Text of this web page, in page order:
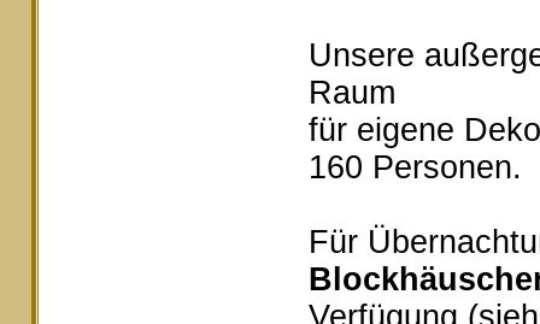
Unsere
Raum
für eigene
160 Personen.
Für
Verfügung